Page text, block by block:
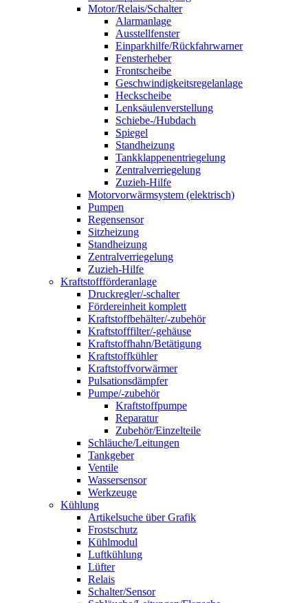
Motor/Relais/Schalter
Alarmanlage
Ausstellfenster
Einparkhilfe/Rückfahrwarner
Fensterheber
Frontscheibe
Geschwindigkeitsregelanlage
Heckscheibe
Lenksäulenverstellung
Schiebe-/Hubdach
Spiegel
Standheizung
Tankklappenentriegelung
Zentralverriegelung
Zuzieh-Hilfe
Motorvorwärmsystem (elektrisch)
Pumpen
Regensensor
Sitzheizung
Standheizung
Zentralverriegelung
Zuzieh-Hilfe
Kraftstoffförderanlage
Druckregler/-schalter
Fördereinheit komplett
Kraftstoffbehälter/-zubehör
Kraftstofffilter/-gehäuse
Kraftstoffhahn/Betätigung
Kraftstoffkühler
Kraftstoffvorwärmer
Pulsationsdämpfer
Pumpe/-zubehör
Kraftstoffpumpe
Reparatur
Zubehör/Einzelteile
Schläuche/Leitungen
Tankgeber
Ventile
Wassersensor
Werkzeuge
Kühlung
Artikelsuche über Grafik
Frostschutz
Kühlmodul
Luftkühlung
Lüfter
Relais
Schalter/Sensor